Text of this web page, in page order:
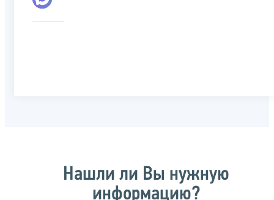
Нашли ли Вы нужную
информацию?